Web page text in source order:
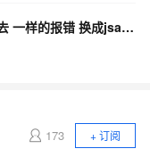
mPaaS音视频通话参数固定写死了 都进不去 一样的报错 换成jsapi形式就可以怎么办？
173 + 订阅